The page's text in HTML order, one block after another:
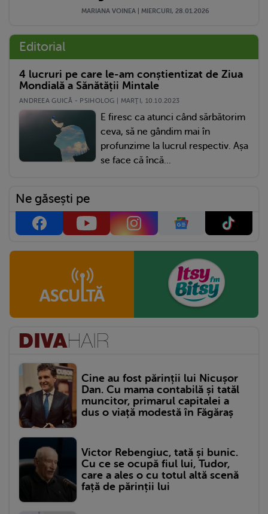
MARIANA VOINEA | MIERCURI, 28.01.2026
Editorial
4 lucruri pe care le-am conștientizat de Ziua
Mondială a Sănătății Mintale
ANDREEA GUICĂ - PSIHOLOG | MARŢI, 10.10.2023
E firesc ca atunci când sărbătorim
ceva, să ne gândim mai în
profunzime la lucrul respectiv. Așa
se face că încă...
Ne găsești pe
Cine au fost părinții lui Nicușor
Dan. Cu mama contabilă și tatăl
muncitor, primarul capitalei a
dus o viață modestă în Făgăraș
Victor Rebengiuc, tată și bunic.
Cu ce se ocupă fiul lui, Tudor,
care a ales o cu totul altă scenă
față de părinții lui